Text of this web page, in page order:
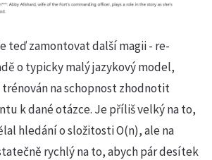
teď zamontovat další magii - re-
o typicky malý jazykový model,
na schopnost zhodnotit
k dané otázce. Je příliš velký na to,
hledání o složitosti O(n), ale na
rychlý na to, abych pár desítek